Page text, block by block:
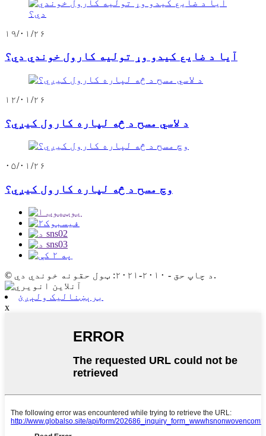
۱۹/۰۱/۲۶
آیا د ضایع کیدو وړ تولیه کارول خوندي دي؟
۱۲/۰۱/۲۶
د لاسي مسح د څه لپاره کارول کیږي؟
۰۵/۰۱/۲۶
وچ مسح د څه لپاره کارول کیږي؟
© د چاپ حق - ۲۰۱۰-۲۰۲۱: ټول حقونه خوندي دي.
برېښنالیک ولېږئ
x